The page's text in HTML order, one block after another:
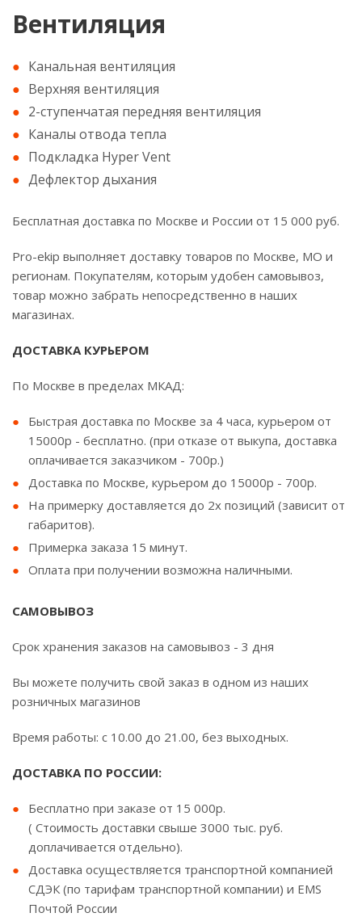
Вентиляция
Канальная вентиляция
Верхняя вентиляция
2-ступенчатая передняя вентиляция
Каналы отвода тепла
Подкладка Hyper Vent
Дефлектор дыхания
Бесплатная доставка по Москве и России от 15 000 руб.
Pro-ekip выполняет доставку товаров по Москве, МО и
регионам. Покупателям, которым удобен самовывоз,
товар можно забрать непосредственно в наших
магазинах.
ДОСТАВКА КУРЬЕРОМ
По Москве в пределах МКАД:
Быстрая доставка по Москве за 4 часа, курьером от
15000р - бесплатно. (при отказе от выкупа, доставка
оплачивается заказчиком - 700р.)
Доставка по Москве, курьером до 15000р - 700р.
На примерку доставляется до 2х позиций (зависит от
габаритов).
Примерка заказа 15 минут.
Оплата при получении возможна наличными.
САМОВЫВОЗ
Срок хранения заказов на самовывоз - 3 дня
Вы можете получить свой заказ в одном из наших
розничных магазинов
Время работы: с 10.00 до 21.00, без выходных.
ДОСТАВКА ПО РОССИИ:
Бесплатно при заказе от 15 000р.
( Стоимость доставки свыше 3000 тыс. руб.
доплачивается отдельно).
Доставка осуществляется транспортной компанией
СДЭК (по тарифам транспортной компании) и EMS
Почтой России